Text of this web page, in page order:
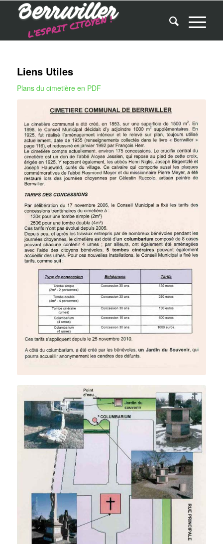
Liens Utiles
Plans du cimetière en PDF